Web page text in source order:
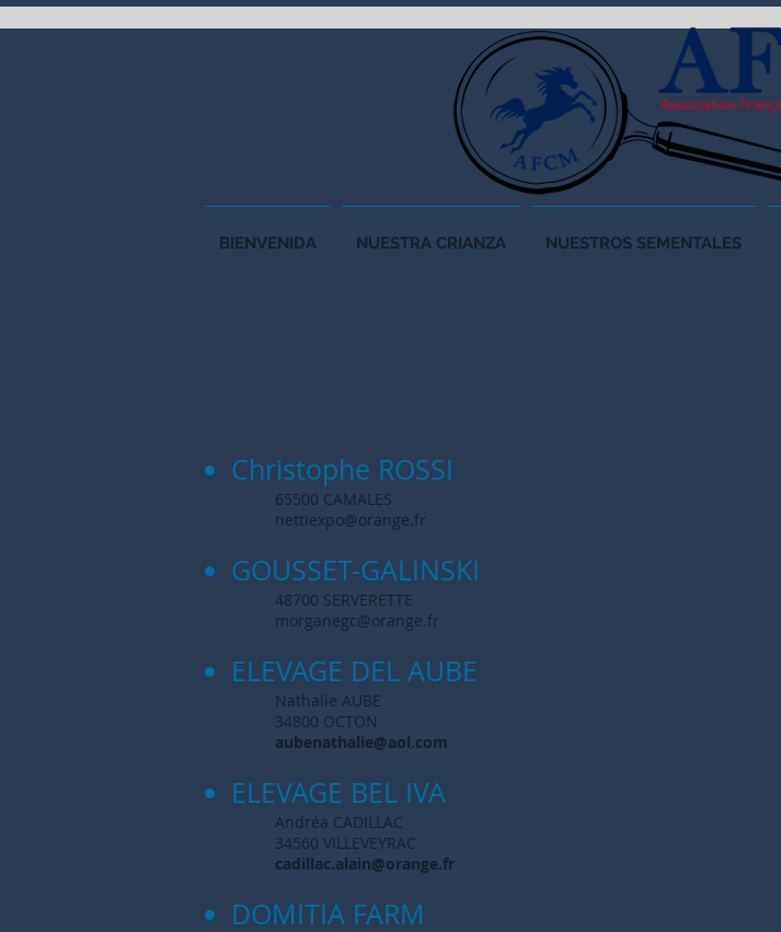
BIENVENIDA NUESTRA CRIANZA NUESTROS SEMENTALES
Christophe ROSSI
65500 CAMALES
nettiexpo@orange.fr
GOUSSET-GALINSKI
48700 SERVERETTE
morganegc@orange.fr
ELEVAGE DEL AUBE
Nathalie AUBE
34800 OCTON
aubenathalie@aol.com
ELEVAGE BEL IVA
Andréa CADILLAC
34560 VILLEVEYRAC
cadillac.alain@orange.fr
DOMITIA FARM